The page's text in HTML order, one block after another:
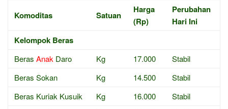
Komoditas Satuan
Harga
(Rp)
Perubahan
Hari Ini
Kelompok Beras
Beras Anak Daro Kg 17.000
Stabil
Beras Sokan
Kg 14.500
Stabil
Beras Kuriak Kusuik
Kg 16.000
Stabil